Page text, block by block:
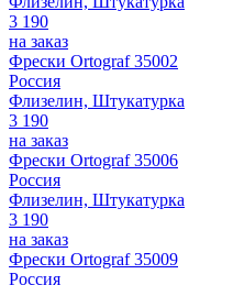
3 190
на заказ
Фрески Ortograf 35002
Россия
Флизелин, Штукатурка
3 190
на заказ
Фрески Ortograf 35006
Россия
Флизелин, Штукатурка
3 190
на заказ
Фрески Ortograf 35009
Россия